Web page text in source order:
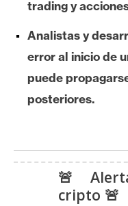
n
á
l
i
s
trading y
Analistas y
error al inicio de
puede
posteriores.
🚨
cripto 🚨